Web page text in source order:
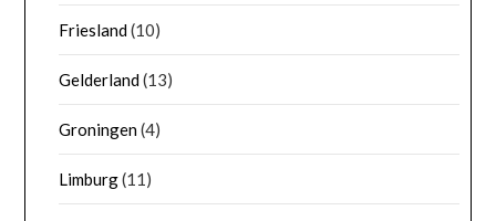
Friesland(10)
Gelderland(13)
Groningen(4)
Limburg(11)